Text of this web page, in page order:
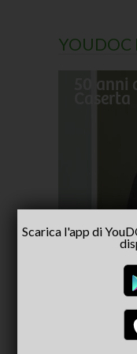
YOUDOC
50
Caserta
Scarica l'app di